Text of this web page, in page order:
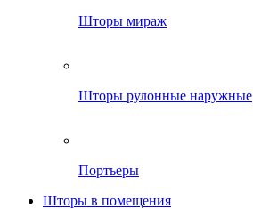
Шторы мираж
Шторы рулонные наружные
Портьеры
Шторы в помещения